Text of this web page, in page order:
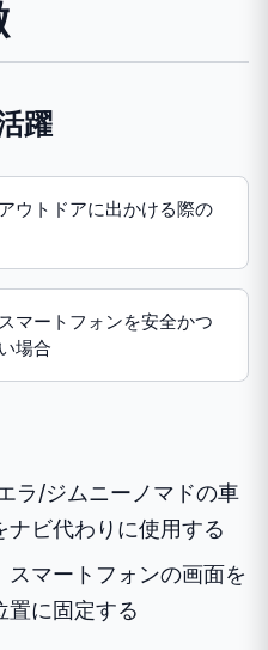
躍
ウトドアに出かける際の
マートフォンを安全かつ
場合
ラ/ジムニーノマドの車
ビ代わりに使用する
マートフォンの画面を
置に固定する